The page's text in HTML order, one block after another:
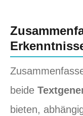
beide
bieten,